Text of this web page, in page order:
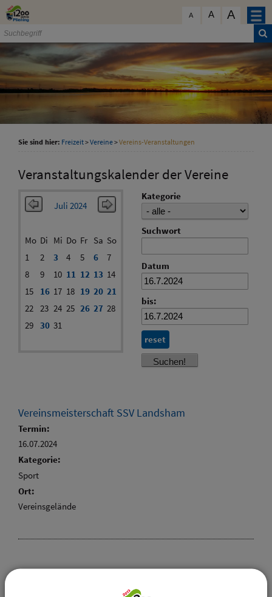
Zum Inhalt
A A A
Sie sind hier: Freizeit>Vereine>Vereins-Veranstaltungen
Veranstaltungskalender der Vereine
Juli 2024
Mo Di Mi Do Fr Sa So
1
2 3 4 5 6
7
8
9 10 11 12 13 14
15
16 17 18 19 20 21
22 23 24 25 26 27 28
29 30 31
Kategorie
Suchwort
Datum
bis:
reset
Vereinsmeisterschaft SSV Landsham
Termin:
16.07.2024
Kategorie:
Sport
Ort:
Vereinsgelände
schließen